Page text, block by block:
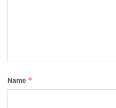
Name *